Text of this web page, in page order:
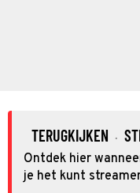
TERUGKIJKEN ·
Ontdek hier
je het kunt